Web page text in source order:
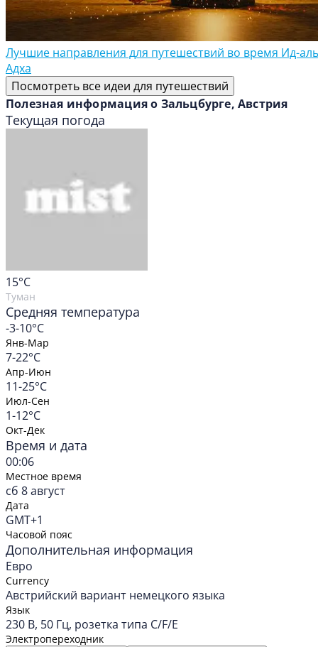
Лучшие направления для путешествий во время Ид-
Адха
Посмотреть все идеи для путешествий
Полезная информация о Зальцбурге, Австрия
Текущая погода
15°C
Туман
Средняя температура
-3-10°C
Янв-Мар
7-22°C
Апр-Июн
11-25°C
Июл-Сен
1-12°C
Окт-Дек
Время и дата
00:06
Местное время
сб 8 август
Дата
GMT+1
Часовой пояс
Дополнительная информация
Евро
Currency
Австрийский вариант немецкого языка
Язык
230 В, 50 Гц, розетка типа C/F/E
Электропереходник